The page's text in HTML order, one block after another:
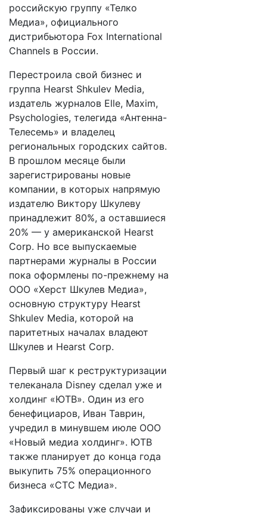
российскую группу «Телко
Медиа», официального
дистрибьютора Fox International
Channels в России.
Перестроила свой бизнес и
группа Hearst Shkulev Media,
издатель журналов Elle, Maxim,
Psychologies, телегида «Антенна-
Телесемь» и владелец
региональных городских сайтов.
В прошлом месяце были
зарегистрированы новые
компании, в которых напрямую
издателю Виктору Шкулеву
принадлежит 80%, а оставшиеся
20% — у американской Hearst
Corp. Но все выпускаемые
партнерами журналы в России
пока оформлены по-прежнему на
ООО «Херст Шкулев Медиа»,
основную структуру Hearst
Shkulev Media, которой на
паритетных началах владеют
Шкулев и Hearst Corp.
Первый шаг к реструктуризации
телеканала Disney сделал уже и
холдинг «ЮТВ». Один из его
бенефициаров, Иван Таврин,
учредил в минувшем июле ООО
«Новый медиа холдинг». ЮТВ
также планирует до конца года
выкупить 75% операционного
бизнеса «СТС Медиа».
Зафиксированы уже случаи и